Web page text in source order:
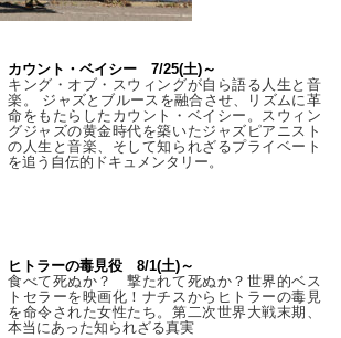
カウント・ベイシー 7/25(土)～
キング・オブ・スウィングが自ら語る人生と音
楽。 ジャズとブルースを融合させ、リズムに革
命をもたらしたカウント・ベイシー。スウィン
グジャズの黄金時代を築いたジャズピアニスト
の人生と音楽、そして知られざるプライベート
を追う自伝的ドキュメンタリー。
ヒトラーの毒見役 8/1(土)～
食べて死ぬか？ 撃たれて死ぬか？世界的ベス
トセラーを映画化！ナチスからヒトラーの毒見
を命令された女性たち。第二次世界大戦末期、
本当にあった知られざる真実